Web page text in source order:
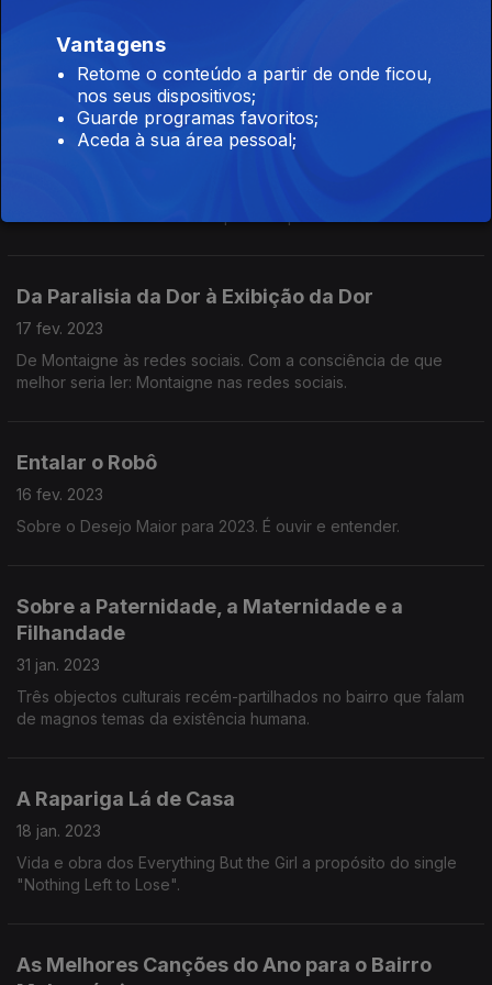
é certo muito pode/ mas um homem de pé pode bem mais".
Concertos em Fachadês
Da Paralisia da Dor à Exibição da Dor
17 fev. 2023
De Montaigne às redes sociais. Com a consciência de que
melhor seria ler: Montaigne nas redes sociais.
Entalar o Robô
16 fev. 2023
Sobre o Desejo Maior para 2023. É ouvir e entender.
Sobre a Paternidade, a Maternidade e a
Filhandade
31 jan. 2023
Três objectos culturais recém-partilhados no bairro que falam
de magnos temas da existência humana.
A Rapariga Lá de Casa
18 jan. 2023
Vida e obra dos Everything But the Girl a propósito do single
"Nothing Left to Lose".
As Melhores Canções do Ano para o Bairro
Vantagens
Retome o conteúdo a partir de onde ficou,
nos seus dispositivos;
Guarde programas favoritos;
Aceda à sua área pessoal;